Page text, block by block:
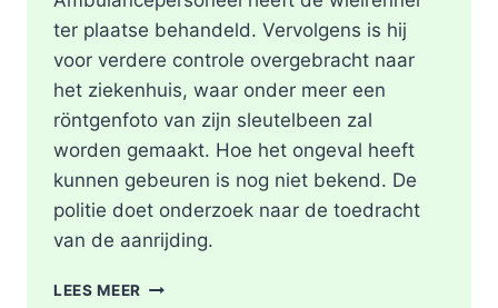
ter plaatse behandeld. Vervolgens is hij
voor verdere controle overgebracht naar
het ziekenhuis, waar onder meer een
röntgenfoto van zijn sleutelbeen zal
worden gemaakt. Hoe het ongeval heeft
kunnen gebeuren is nog niet bekend. De
politie doet onderzoek naar de toedracht
van de aanrijding.
LEES MEER GEWONDE